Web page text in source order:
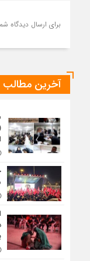
برای ارسال دیدگاه
آخرین مطالب